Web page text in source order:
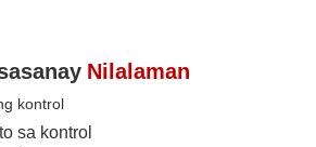
Nilalaman
kontrol
sa kontrol